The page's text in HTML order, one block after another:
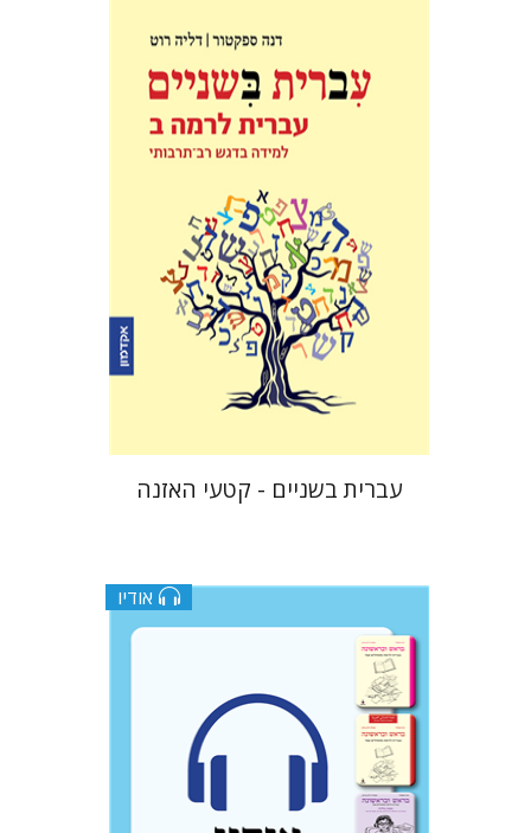
דליה רוט-גביזון דנה ספקטור
$10
עברית בשניים - קטעי האזנה
אודיו
עטרת ירדן-ברק גוני טישלר